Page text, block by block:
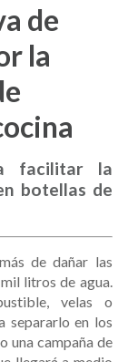
de
la
facilitar la
botellas de
de dañar las
litros de agua.
velas o
separarlo en los
una campaña de